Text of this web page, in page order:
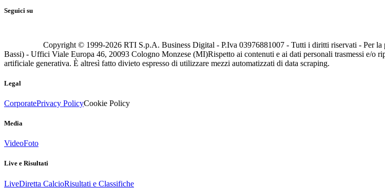
Seguici su
Copyright © 1999-2026 RTI S.p.A. Business Digital - P.Iva 03976881007 - Tutti i diritti riservati - Per
Bassi) - Uffici Viale Europa 46, 20093 Cologno Monzese (MI)Rispetto ai contenuti e ai dati personali trasmessi e/o
artificiale generativa. È altresì fatto divieto espresso di utilizzare mezzi automatizzati di data scraping.
Legal
CorporatePrivacy PolicyCookie Policy
Media
VideoFoto
Live e Risultati
LiveDiretta CalcioRisultati e Classifiche